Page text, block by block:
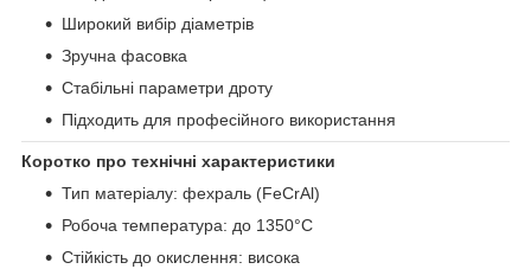
Широкий вибір діаметрів
Зручна фасовка
Стабільні параметри дроту
Підходить для професійного використання
Коротко про технічні характеристики
Тип матеріалу: фехраль (FeCrAl)
Робоча температура: до 1350°C
Стійкість до окислення: висока